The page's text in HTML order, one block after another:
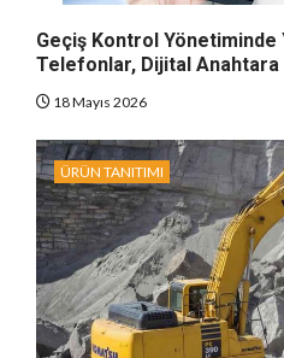
Geçiş Kontrol Yönetiminde
Telefonlar, Dijital Anahtara
18 Mayıs 2026
ÜRÜN TANITIMI